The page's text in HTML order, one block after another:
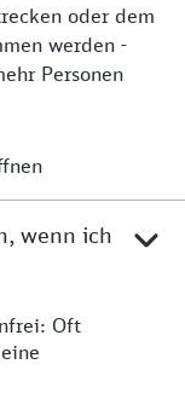
oder dem
werden -
Personen
wenn ich
Oft